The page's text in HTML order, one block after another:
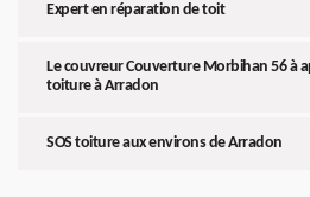
Expert en réparation de toit
Le couvreur Couverture Morbihan 56 à
toiture à Arradon
SOS toiture aux environs de Arradon